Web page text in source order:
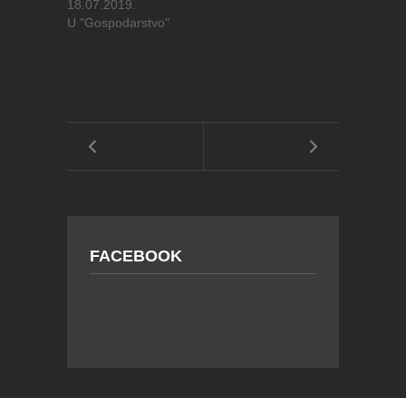
18.07.2019.
U "Gospodarstvo"
FACEBOOK